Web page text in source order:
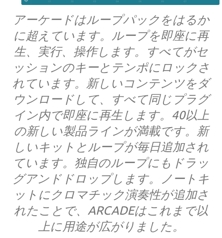
アーケードはループパックをはるか
に超えています。ループを即座に再
生、実行、操作します。すべてがセ
ッションのキーとテンポにロックさ
れています。新しいコンテンツをダ
ウンロードして、すべて同じプラグ
イン内で即座に再生します。40以上
の新しい製品ラインが満載です。新
しいキットとループが毎日追加され
ています。独自のループにもドラッ
グアンドドロップします。ノートキ
ットにクロマチック演奏性が追加さ
れたことで、ARCADEはこれまで以
上に用途が広がりました。